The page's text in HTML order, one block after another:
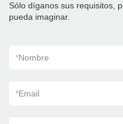
Sólo díganos sus requisitos,
pueda imaginar.
*Nombre
*Email